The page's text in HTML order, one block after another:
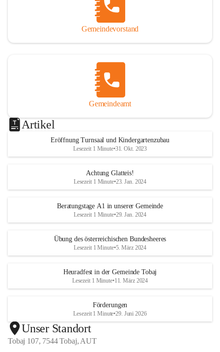
Gemeindevorstand
Gemeindeamt
Artikel
Eröffnung Turnsaal und Kindergartenzubau
Lesezeit 1 Minute•31. Okt. 2023
Achtung Glatteis!
Lesezeit 1 Minute•23. Jan. 2024
Beratungstage A1 in unserer Gemeinde
Lesezeit 1 Minute•29. Jan. 2024
Übung des österreichischen Bundesheeres
Lesezeit 1 Minute•5. März 2024
Heuradfest in der Gemeinde Tobaj
Lesezeit 1 Minute•11. März 2024
Förderungen
Lesezeit 1 Minute•29. Juni 2026
Unser Standort
Tobaj 107, 7544 Tobaj, AUT